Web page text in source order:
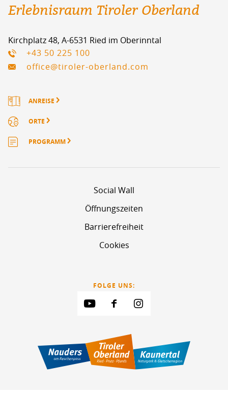
Erlebnisraum Tiroler Oberland
Kirchplatz 48, A-6531 Ried im Oberinntal
+43 50 225 100
office@tiroler-oberland.com
ANREISE
ORTE
PROGRAMM
Social Wall
Öffnungszeiten
Barrierefreiheit
Cookies
FOLGE UNS: